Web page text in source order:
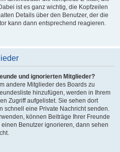
ist es ganz wichtig, die Kopfzeilen
Details über den Benutzer, der die
kann dann entsprechend reagieren.
und ignorierten Mitglieder?
andere Mitglieder des Boards zu
hinzufügen, werden in Ihrem
Zugriff aufgelistet. Sie sehen dort
schnell eine Private Nachricht senden.
können Beiträge Ihrer Freunde
Benutzer ignorieren, dann sehen